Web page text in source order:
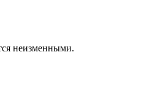
неизменными.